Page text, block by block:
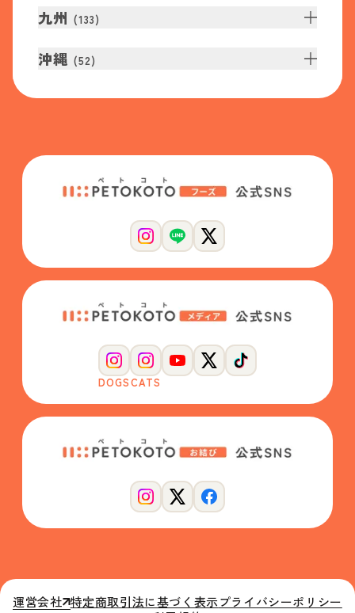
九州 (133)
沖縄 (52)
DOGSCATS
運営会社 特定商取引法に基づく表示プライバシーポリシー